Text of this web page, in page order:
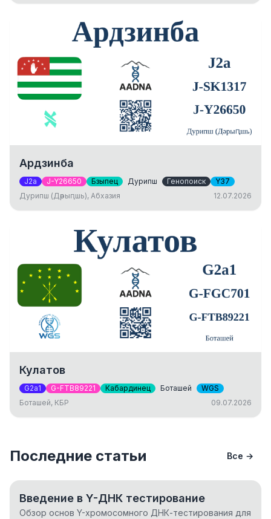
Ардзинба
J2a J-Y26650 Бзыпец Дурипш Генопоиск
Y37
Дурипш (Дәрыԥшь), Абхазия
12.07.2026
Кулатов
G2a1 G-FTB89221 Кабардинец Боташей
WGS
Боташей, КБР
09.07.2026
Последние статьи Все →
Введение в Y-ДНК тестирование
Обзор основ Y-хромосомного ДНК-тестирования для